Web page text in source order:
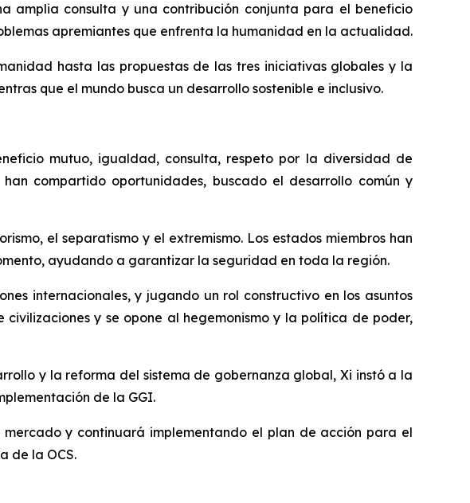
amplia consulta y una contribución conjunta para el beneficio
apremiantes que enfrenta la humanidad en la actualidad.
hasta las propuestas de las tres iniciativas globales y la
que el mundo busca un desarrollo sostenible e inclusivo.
mutuo, igualdad, consulta, respeto por la diversidad de
compartido oportunidades, buscado el desarrollo común y
el separatismo y el extremismo. Los estados miembros han
ayudando a garantizar la seguridad en toda la región.
internacionales, y jugando un rol constructivo en los asuntos
y se opone al hegemonismo y la política de poder,
y la reforma del sistema de gobernanza global, Xi instó a la
de la GGI.
y continuará implementando el plan de acción para el
de la OCS.